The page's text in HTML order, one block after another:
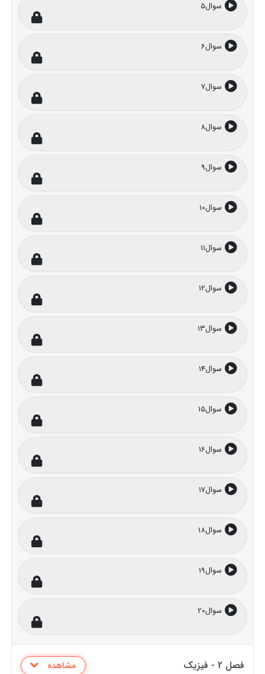
سوال5
سوال6
سوال7
سوال8
سوال9
سوال10
سوال11
سوال12
سوال13
سوال14
سوال15
سوال16
سوال17
سوال18
سوال19
سوال20
فصل 2 - فیزیک مشاهده